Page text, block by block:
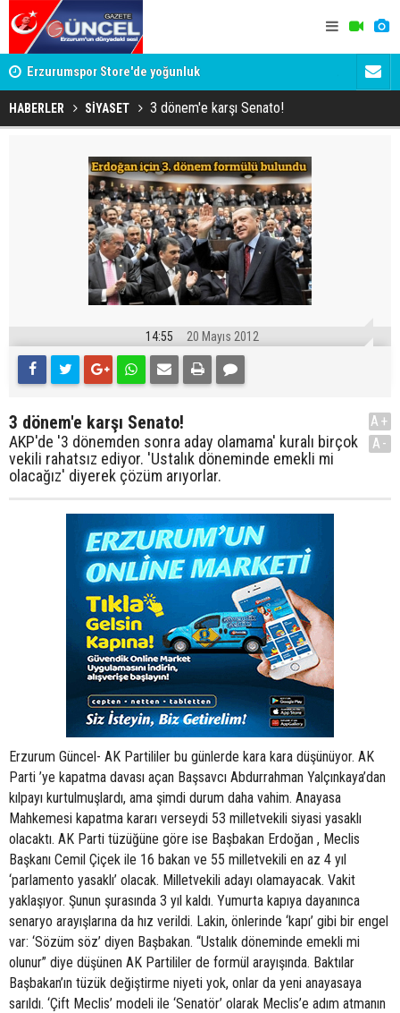
Erzurumspor Store'de yoğunluk Adalet
HABERLER SİYASET 3 dönem'e karşı Senato!
14:55 20 Mayıs 2012
3 dönem'e karşı Senato!
AKP'de '3 dönemden sonra aday olamama' kuralı birçok
vekili rahatsız ediyor. 'Ustalık döneminde emekli mi
olacağız' diyerek çözüm arıyorlar.
A+
A-
Erzurum Güncel- AK Partililer bu günlerde kara kara düşünüyor. AK
Parti ’ye kapatma davası açan Başsavcı Abdurrahman Yalçınkaya’dan
kılpayı kurtulmuşlardı, ama şimdi durum daha vahim. Anayasa
Mahkemesi kapatma kararı verseydi 53 milletvekili siyasi yasaklı
olacaktı. AK Parti tüzüğüne göre ise Başbakan Erdoğan , Meclis
Başkanı Cemil Çiçek ile 16 bakan ve 55 milletvekili en az 4 yıl
‘parlamento yasaklı’ olacak. Milletvekili adayı olamayacak. Vakit
yaklaşıyor. Şunun şurasında 3 yıl kaldı. Yumurta kapıya dayanınca
senaryo arayışlarına da hız verildi. Lakin, önlerinde ‘kapı’ gibi bir engel
var: ‘Sözüm söz’ diyen Başbakan. “Ustalık döneminde emekli mi
olunur” diye düşünen AK Partililer de formül arayışında. Baktılar
Başbakan’ın tüzük değiştirme niyeti yok, onlar da yeni anayasaya
sarıldı. ‘Çift Meclis’ modeli ile ‘Senatör’ olarak Meclis’e adım atmanın